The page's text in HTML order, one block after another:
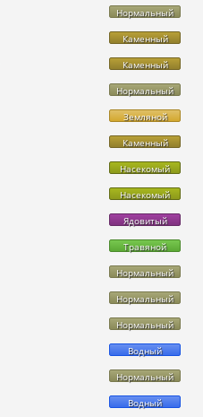
Нормальный
Каменный
Каменный
Нормальный
Земляной
Каменный
Насекомый
Насекомый
Ядовитый
Травяной
Нормальный
Нормальный
Нормальный
Водный
Нормальный
Водный